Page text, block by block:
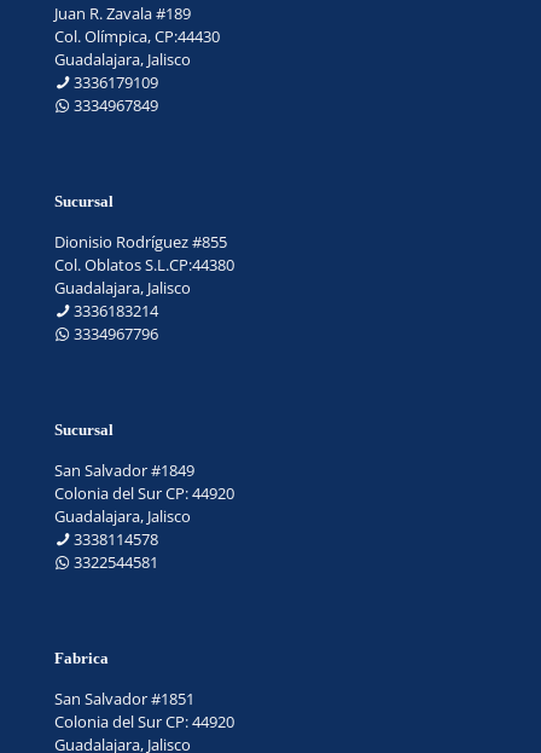
Juan R. Zavala #189
Col. Olímpica, CP:44430
Guadalajara, Jalisco
3336179109
3334967849
Sucursal
Dionisio Rodríguez #855
Col. Oblatos S.L.CP:44380
Guadalajara, Jalisco
3336183214
3334967796
Sucursal
San Salvador #1849
Colonia del Sur CP: 44920
Guadalajara, Jalisco
3338114578
3322544581
Fabrica
San Salvador #1851
Colonia del Sur CP: 44920
Guadalajara, Jalisco